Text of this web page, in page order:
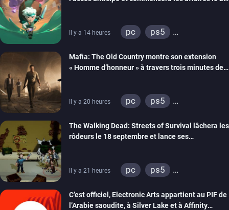
Il y a 14 heures pc
ps5
Mafia: The Old Country montre son extension
« Homme d’honneur » à travers trois minutes de
Il y a 20 heures pc
ps5
The Walking Dead: Streets of Survival lâchera les
rôdeurs le 18 septembre et lance ses
Il y a 21 heures pc
ps5
switch 2
C’est officiel, Electronic Arts appartient au PIF de
l’Arabie saoudite, à Silver Lake et à Affinity